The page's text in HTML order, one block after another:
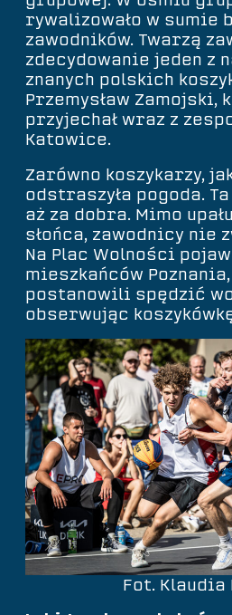
rywalizowało w sumie
zawodników. Twarzą
zdecydowanie jeden z
znanych polskich
Przemysław Zamojski,
przyjechał wraz z
Katowice.
Zarówno koszykarzy,
odstraszyła pogoda.
aż za dobra. Mimo
słońca, zawodnicy nie
Na Plac Wolności
mieszkańców
postanowili spędzić
obserwując
Fot. Klaudia